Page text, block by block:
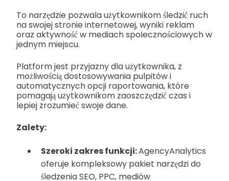
To narzędzie pozwala użytkownikom śledzić ruch
na swojej stronie internetowej, wyniki reklam
oraz aktywność w mediach społecznościowych w
jednym miejscu.
Platform jest przyjazny dla użytkownika, z
możliwością dostosowywania pulpitów i
automatycznych opcji raportowania, które
pomagają użytkownikom zaoszczędzić czas i
lepiej zrozumieć swoje dane.
Zalety:
Szeroki zakres funkcji:AgencyAnalytics
oferuje kompleksowy pakiet narzędzi do
śledzenia SEO, PPC, mediów